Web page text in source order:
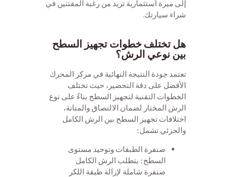
إلى ميزة استثمارية تزيد من رغبة المقتنين في
شراء سيارتك.
هل تختلف خطوات تجهيز السطح
بين نوعي الرش؟
تعتمد جودة النتيجة النهائية في مركز المحرك
الأفضل على دقة التحضير، حيث تختلف
الخطوات التقنية لتجهيز السطح بناءً على نوع
الرش المختار لضمان الالتصاق والمتانة،
اختلافات تجهيز السطح بين الرش الكامل
والجزئي تشمل:
صنفرة الطبقات وتوحيد مستوى
السطح: يتطلب الرش الكامل
صنفرة شاملة لإزالة طبقة اللكر